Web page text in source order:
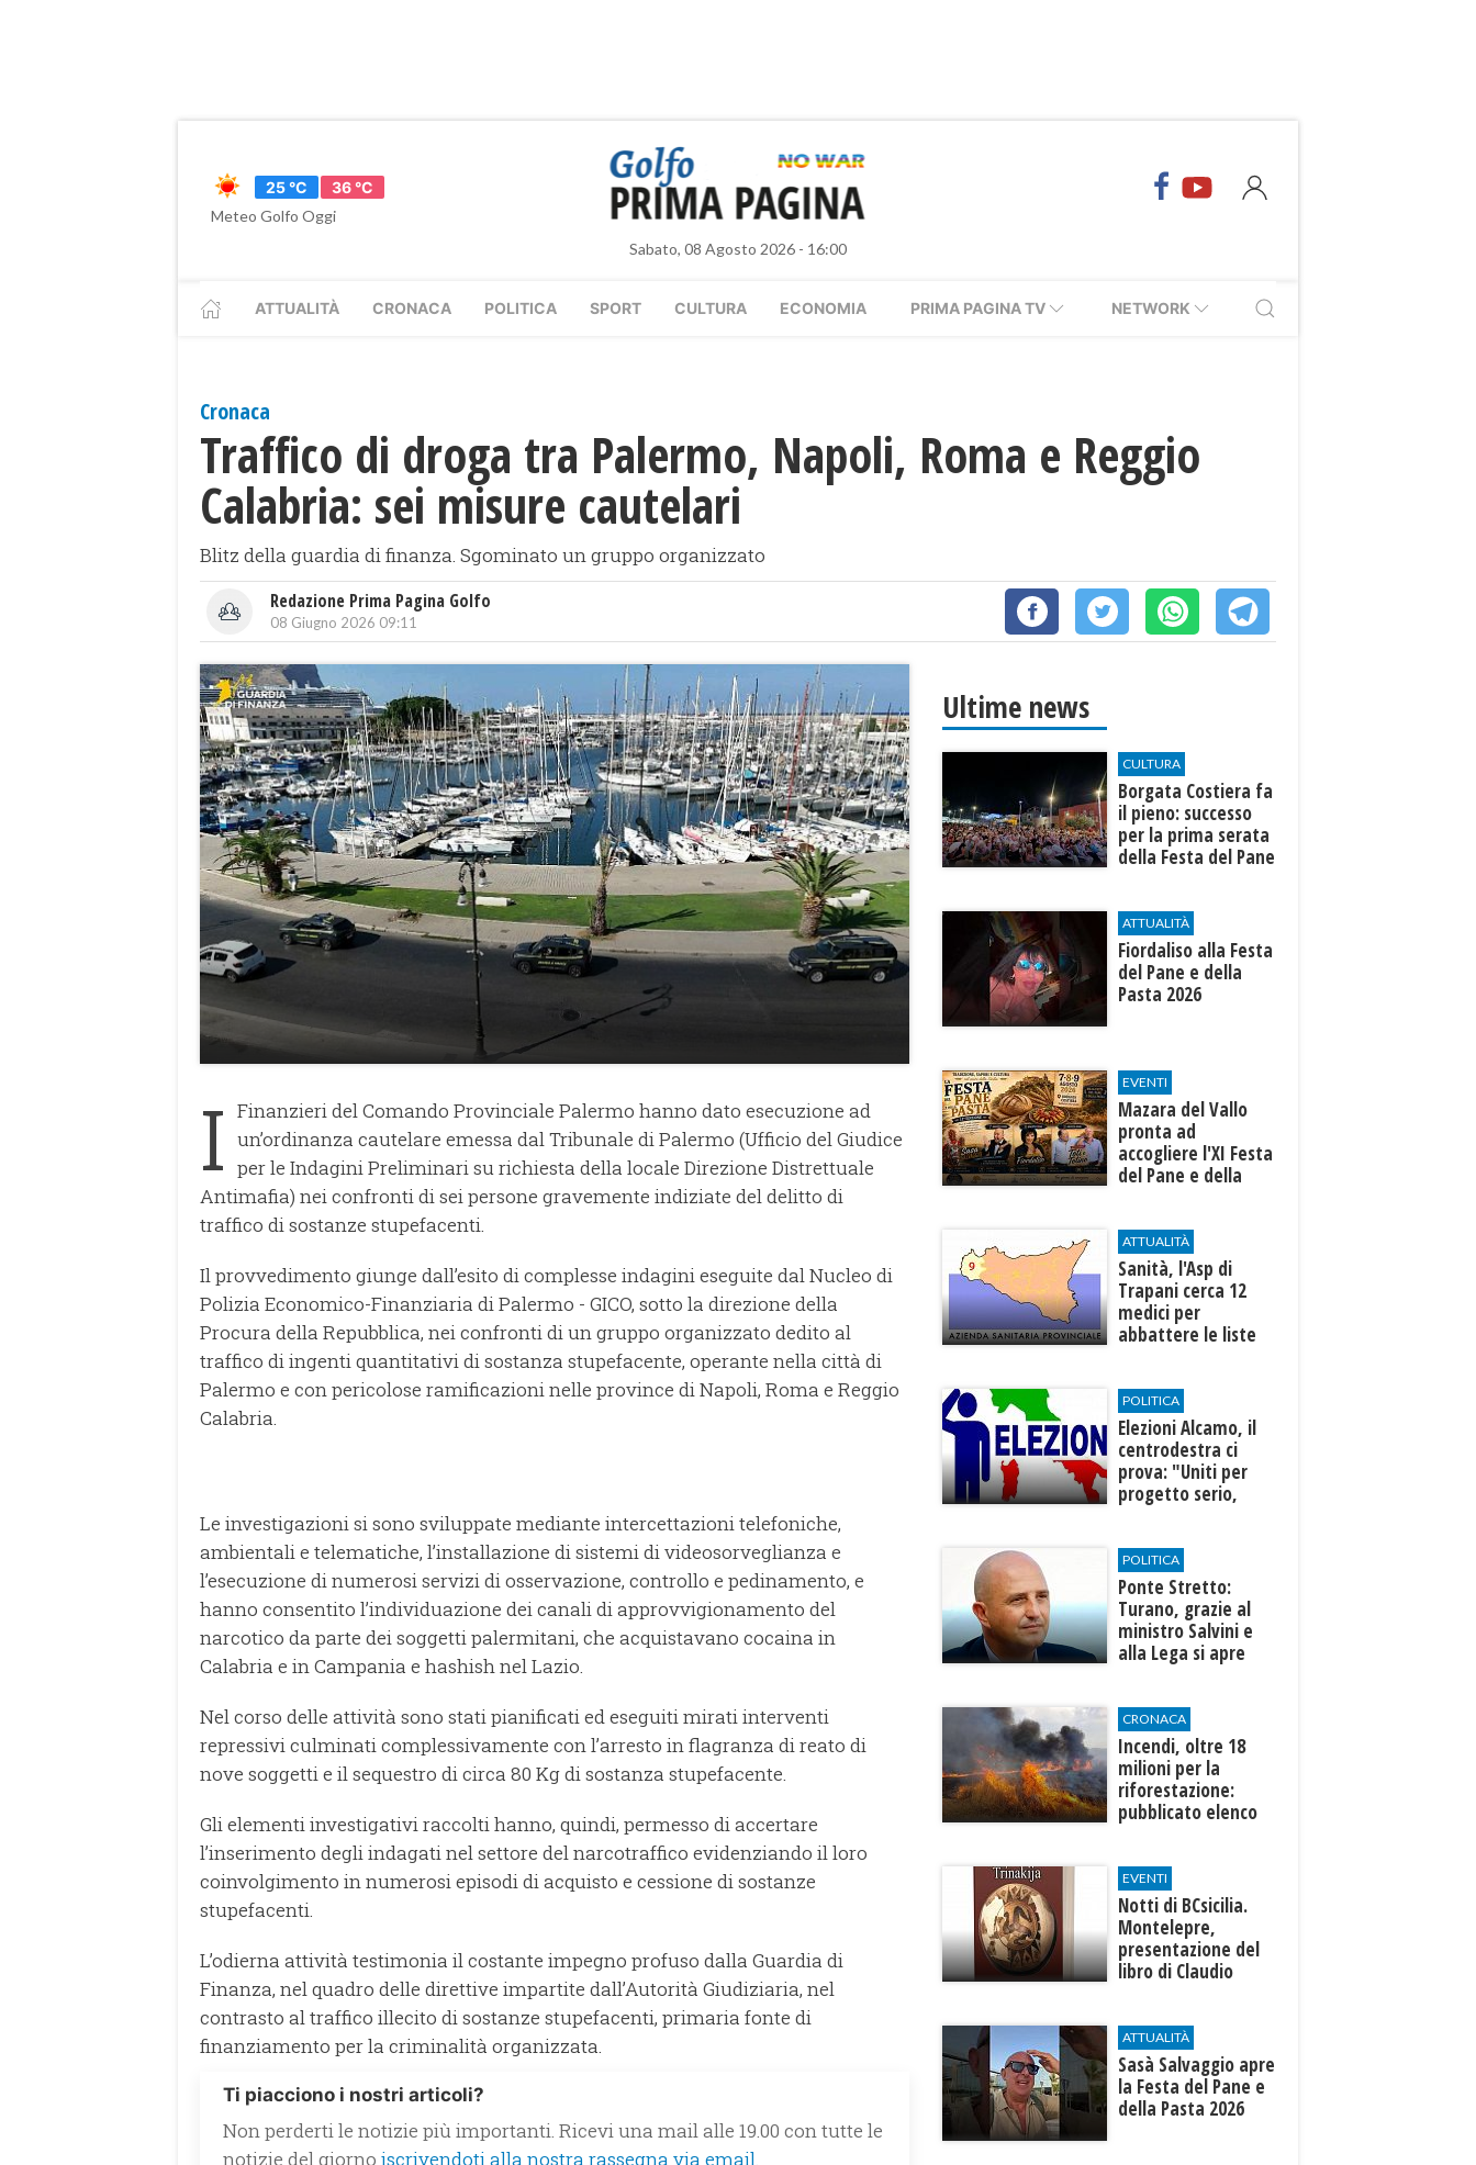
25 °C
36 °C
Meteo Golfo Oggi
Sabato, 08 Agosto 2026 - 16:00
ATTUALITÀ CRONACA POLITICA SPORT CULTURA ECONOMIA PRIMA PAGINA TV NETWORK
Cronaca
Traffico di droga tra Palermo, Napoli, Roma e Reggio
Calabria: sei misure cautelari
Blitz della guardia di finanza. Sgominato un gruppo organizzato
Redazione Prima Pagina Golfo
08 Giugno 2026 09:11
I Finanzieri del Comando Provinciale Palermo hanno dato esecuzione ad
un’ordinanza cautelare emessa dal Tribunale di Palermo (Ufficio del Giudice
per le Indagini Preliminari su richiesta della locale Direzione Distrettuale
Antimafia) nei confronti di sei persone gravemente indiziate del delitto di
traffico di sostanze stupefacenti.
Il provvedimento giunge dall’esito di complesse indagini eseguite dal Nucleo di
Polizia Economico-Finanziaria di Palermo - GICO, sotto la direzione della
Procura della Repubblica, nei confronti di un gruppo organizzato dedito al
traffico di ingenti quantitativi di sostanza stupefacente, operante nella città di
Palermo e con pericolose ramificazioni nelle province di Napoli, Roma e Reggio
Calabria.
Le investigazioni si sono sviluppate mediante intercettazioni telefoniche,
ambientali e telematiche, l’installazione di sistemi di videosorveglianza e
l’esecuzione di numerosi servizi di osservazione, controllo e pedinamento, e
hanno consentito l’individuazione dei canali di approvvigionamento del
narcotico da parte dei soggetti palermitani, che acquistavano cocaina in
Calabria e in Campania e hashish nel Lazio.
Nel corso delle attività sono stati pianificati ed eseguiti mirati interventi
repressivi culminati complessivamente con l’arresto in flagranza di reato di
nove soggetti e il sequestro di circa 80 Kg di sostanza stupefacente.
Gli elementi investigativi raccolti hanno, quindi, permesso di accertare
l’inserimento degli indagati nel settore del narcotraffico evidenziando il loro
coinvolgimento in numerosi episodi di acquisto e cessione di sostanze
stupefacenti.
L’odierna attività testimonia il costante impegno profuso dalla Guardia di
Finanza, nel quadro delle direttive impartite dall’Autorità Giudiziaria, nel
contrasto al traffico illecito di sostanze stupefacenti, primaria fonte di
finanziamento per la criminalità organizzata.
Ti piacciono i nostri articoli?
Non perderti le notizie più importanti. Ricevi una mail alle 19.00 con tutte le
notizie del giorno iscrivendoti alla nostra rassegna via email.
Ultime news
CULTURA
​Borgata Costiera fa
il pieno: successo
per la prima serata
della Festa del Pane
ATTUALITÀ
Fiordaliso alla Festa
del Pane e della
Pasta 2026
EVENTI
Mazara del Vallo
pronta ad
accogliere l'XI Festa
del Pane e della
ATTUALITÀ
Sanità, l'Asp di
Trapani cerca 12
medici per
abbattere le liste
POLITICA
Elezioni Alcamo, il
centrodestra ci
prova: "Uniti per
progetto serio,
POLITICA
Ponte Stretto:
Turano, grazie al
ministro Salvini e
alla Lega si apre
CRONACA
Incendi, oltre 18
milioni per la
riforestazione:
pubblicato elenco
EVENTI
Notti di BCsicilia.
Montelepre,
presentazione del
libro di Claudio
ATTUALITÀ
Sasà Salvaggio apre
la Festa del Pane e
della Pasta 2026